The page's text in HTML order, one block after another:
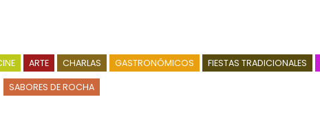
ARTE CHARLAS GASTRONÓMICOS FIESTAS TRADICIONALES
SABORES DE ROCHA